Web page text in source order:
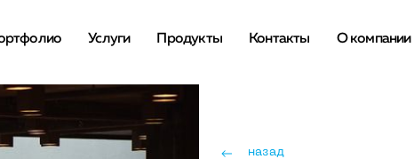
Услуги Продукты Контакты О компании
назад